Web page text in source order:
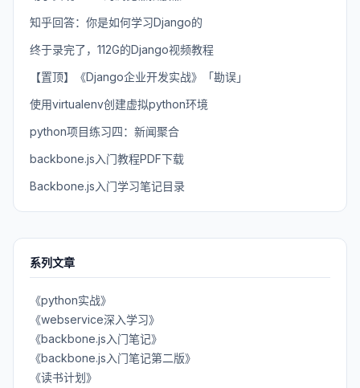
知乎回答：你是如何学习Django的
终于录完了，112G的Django视频教程
【置顶】《Django企业开发实战》「勘误」
使用virtualenv创建虚拟python环境
python项目练习四：新闻聚合
backbone.js入门教程PDF下载
Backbone.js入门学习笔记目录
系列文章
《python实战》
《webservice深入学习》
《backbone.js入门笔记》
《backbone.js入门笔记第二版》
《读书计划》